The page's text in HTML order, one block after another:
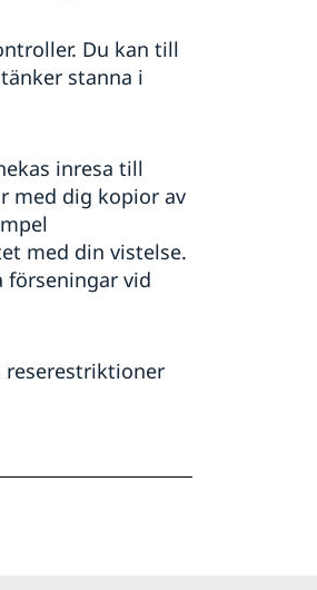
Du kan till
stanna i
inresa till
med dig kopior av
med din vistelse.
vid
reserestriktioner